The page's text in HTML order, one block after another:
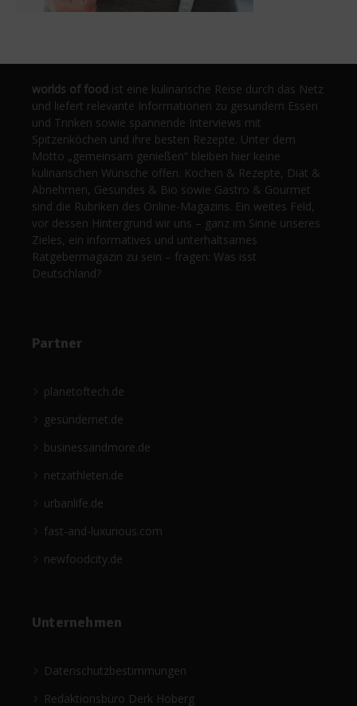
worlds of food ist eine kulinarische Reise durch das Netz
und liefert relevante Informationen zu gesundem Essen
und Trinken sowie spannende Interviews mit
Spitzenköchen und ihre besten Rezepte. Unter dem
Motto „gemeinsam genießen“ bleiben hier keine
kulinarischen Wünsche offen. Kochen & Rezepte, Diät &
Abnehmen, Gesundes & Bio sowie Gastro & Gourmet
sind die Rubriken des Online-Magazins. Ein weites Feld,
vor dessen Hintergrund wir uns – ganz im Sinne unseres
Zieles, ein informatives und unterhaltsames
Ratgebermagazin zu sein – fragen: Was isst
Deutschland?
Partner
planetoftech.de
gesündernet.de
businessandmore.de
netzathleten.de
urbanlife.de
fast-and-luxurious.com
newfoodcity.de
Unternehmen
Datenschutzbestimmungen
Redaktionsbüro Derk Hoberg